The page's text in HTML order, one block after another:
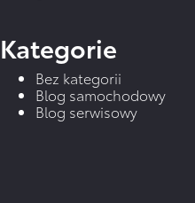
Kategorie
Bez kategorii
Blog samochodowy
Blog serwisowy